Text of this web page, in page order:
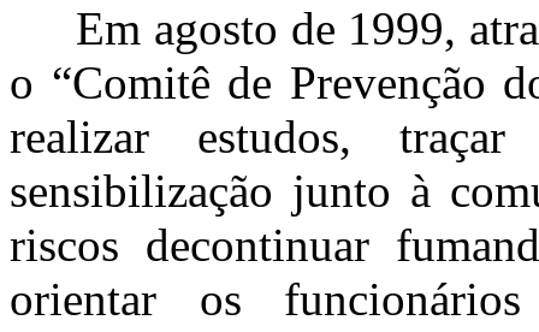
Em agosto de 1999,
o “Comitê de Prevenção
realizar estudos,
sensibilização junto à
riscos decontinuar
orientar os